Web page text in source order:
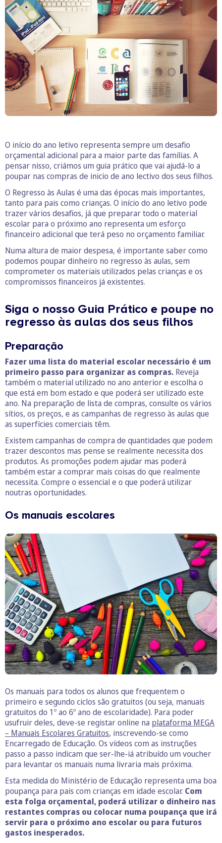
O início do ano letivo representa sempre um desafio
orçamental adicional para a maior parte das famílias. A
pensar nisso, criámos um guia prático que vai ajudá-lo a
poupar nas compras de inicio de ano lectivo dos seus filhos.
O Regresso às Aulas é uma das épocas mais importantes,
tanto para pais como crianças. O início do ano letivo pode
trazer vários desafios, já que preparar todo o material
escolar para o próximo ano representa um esforço
financeiro adicional que terá peso no orçamento familiar.
Numa altura de maior despesa, é importante saber como
podemos poupar dinheiro no regresso às aulas, sem
comprometer os materiais utilizados pelas crianças e os
compromissos financeiros já existentes.
Siga o nosso Guia Prático e poupe no
regresso às aulas dos seus filhos
Preparação
Fazer uma lista do material escolar necessário é um
primeiro passo para organizar as compras. Reveja
também o material utilizado no ano anterior e escolha o
que está em bom estado e que poderá ser utilizado este
ano. Na preparação de lista de compras, consulte os vários
sítios, os preços, e as campanhas de regresso às aulas que
as superfícies comerciais têm.
Existem campanhas de compra de quantidades que podem
trazer descontos mas pense se realmente necessita dos
produtos. As promoções podem ajudar mas poderá
também estar a comprar mais coisas do que realmente
necessita. Compre o essencial e o que poderá utilizar
noutras oportunidades.
Os manuais escolares
Os manuais para todos os alunos que frequentem o
primeiro e segundo ciclos são gratuitos (ou seja, manuais
gratuitos do 1º ao 6º ano de escolaridade). Para poder
usufruir deles, deve-se registar online na plataforma MEGA
– Manuais Escolares Gratuitos, inscrevendo-se como
Encarregado de Educação. Os vídeos com as instruções
passo a passo indicam que ser-lhe-iá atribuído um voucher
para levantar os manuais numa livraria mais próxima.
Esta medida do Ministério de Educação representa uma boa
poupança para pais com crianças em idade escolar. Com
esta folga orçamental, poderá utilizar o dinheiro nas
restantes compras ou colocar numa poupança que irá
servir para o próximo ano escolar ou para futuros
gastos inesperados.